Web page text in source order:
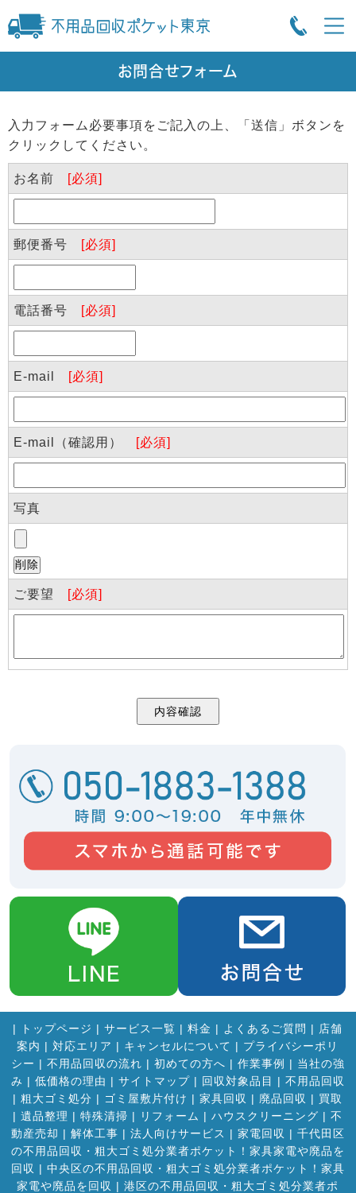
お問合せフォーム
入力フォーム必要事項をご記入の上、「送信」ボタンを
クリックしてください。
お名前 [必須]
郵便番号 [必須]
電話番号 [必須]
E-mail [必須]
E-mail（確認用） [必須]
写真
ご要望 [必須]
| トップページ | サービス一覧 | 料金 | よくあるご質問 | 店舗
案内 | 対応エリア | キャンセルについて | プライバシーポリ
シー | 不用品回収の流れ | 初めての方へ | 作業事例 | 当社の強
み | 低価格の理由 | サイトマップ| 回収対象品目 | 不用品回収
| 粗大ゴミ処分 | ゴミ屋敷片付け | 家具回収 | 廃品回収 | 買取
| 遺品整理 | 特殊清掃 | リフォーム | ハウスクリーニング | 不
動産売却 | 解体工事 | 法人向けサービス | 家電回収 | 千代田区
の不用品回収・粗大ゴミ処分業者ポケット！家具家電や廃品を
回収 | 中央区の不用品回収・粗大ゴミ処分業者ポケット！家具
家電や廃品を回収 | 港区の不用品回収・粗大ゴミ処分業者ポ